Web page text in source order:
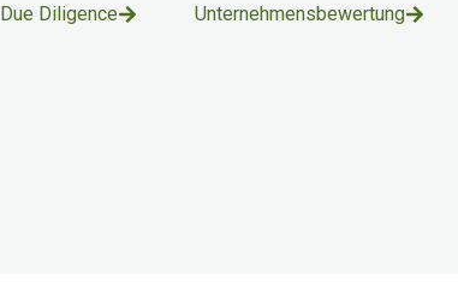
Due Diligence Unternehmensbewertung